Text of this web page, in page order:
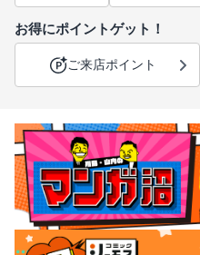
お得にポイントゲット！
ご来店ポイント